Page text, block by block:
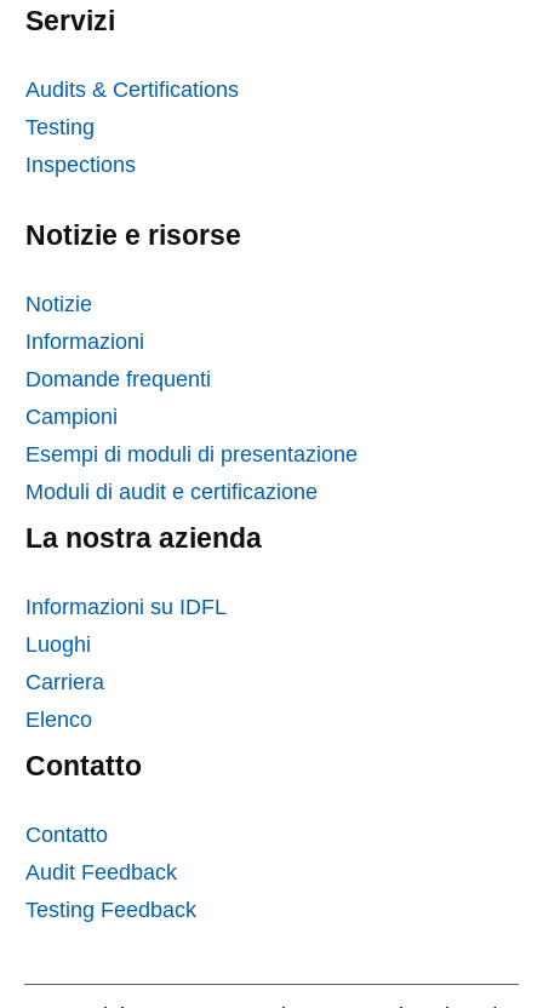
Servizi
Audits & Certifications
Testing
Inspections
Notizie e risorse
Notizie
Informazioni
Domande frequenti
Campioni
Esempi di moduli di presentazione
Moduli di audit e certificazione
La nostra azienda
Informazioni su IDFL
Luoghi
Carriera
Elenco
Contatto
Contatto
Audit Feedback
Testing Feedback